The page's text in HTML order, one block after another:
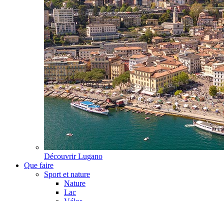
Découvrir Lugano
Que faire
Sport et nature
Nature
Lac